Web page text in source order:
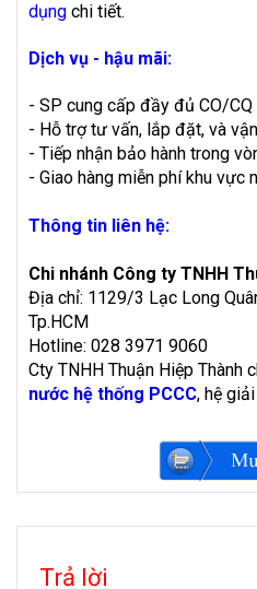
dụng chi tiết.
Dịch vụ - hậu mãi:
- SP cung cấp đầy đủ CO/CQ
- Hỗ trợ tư vấn, lắp đặt, và
- Tiếp nhận bảo hành trong
- Giao hàng miễn phí khu vực
Thông tin liên hệ:
Chi nhánh Công ty TNHH
Địa chỉ: 1129/3 Lạc Long
Tp.HCM
Hotline: 028 3971 9060
Cty TNHH Thuận Hiệp Thành
nước hệ thống PCCC, hệ
Trả lời